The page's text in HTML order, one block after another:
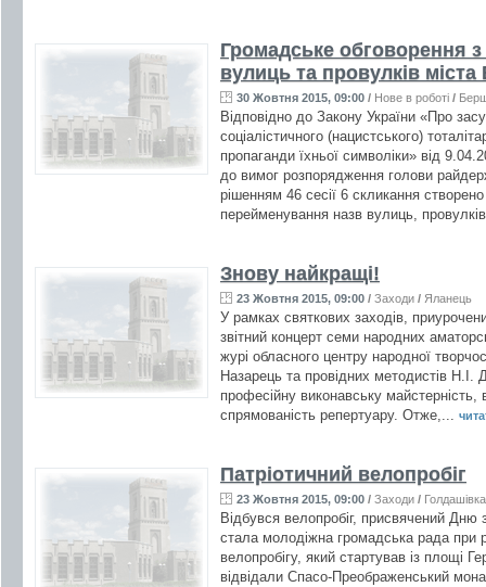
Громадське обговорення
вулиць та провулків
30 Жовтня 2015, 09:00 / Нове в роботі /
Відповідно до Закону України «Про
соціалістичного (нацистського)
пропаганди їхньої символіки» від
до вимог розпорядження голови
рішенням 46 сесії 6 скликання
перейменування назв вулиць,
Знову найкращі!
23 Жовтня 2015, 09:00 / Заходи / Яланець
У рамках святкових заходів,
звітний концерт семи народних
журі обласного центру народної
Назарець та провідних методистів
професійну виконавську майстерність,
спрямованість репертуару. Отже,...
Патріотичний велопробіг
23 Жовтня 2015, 09:00 / Заходи / Голдашівка
Відбувся велопробіг, присвячений Дню
стала молодіжна громадська рада при
велопробігу, який стартував із площі
відвідали Спасо-Преображенський